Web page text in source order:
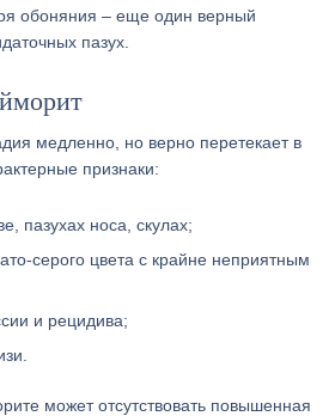
обоняния – еще один верный
пазух.
медленно, но верно перетекает в
признаки:
пазухах носа, скулах;
серого цвета с крайне неприятным
и рецидива;
может отсутствовать повышенная